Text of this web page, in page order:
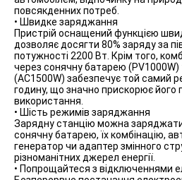
повсякденних потреб.
• Швидке заряджання
Пристрій оснащений функцією
дозволяє досягти 80% заряду за
потужності 2200 Вт. Крім того,
через сонячну батарею (PV1000W)
(AC1500W) забезпечує той самий
годину, що значно прискорює його
використання.
• Шість режимів заряджання
Зарядну станцію можна
сонячну батарею, їх комбінацію,
генератор чи адаптер змінного
різноманітних джерел енергії.
• Попрощайтеся з відключеннями